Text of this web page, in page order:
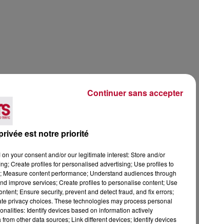
Voir plus
2026
DE LA POLYNÉSIE À
est notre priorité
your consent and/or our legitimate interest: Store and/or
Create profiles for personalised advertising; Use profiles to
content performance; Understand audiences through
improve services; Create profiles to personalise content; Use
Ensure security, prevent and detect fraud, and fix errors;
privacy choices. These technologies may process personal
Identify devices based on information actively
other data sources; Link different devices; Identify devices
Continuer sans accepter